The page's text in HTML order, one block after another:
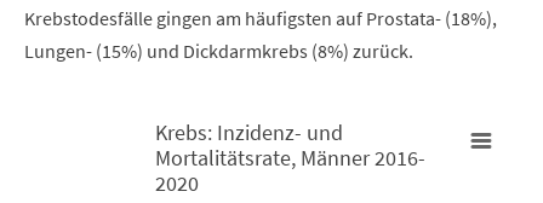
Krebstodesfälle gingen am häufigsten auf Prostata- (18%),
Lungen- (15%) und Dickdarmkrebs (8%) zurück.
Krebs: Inzidenz- und Mortalitätsrate, Männer 2016-2020
Krebs: Inzidenz- und
Mortalitätsrate, Männer 2016-
2020